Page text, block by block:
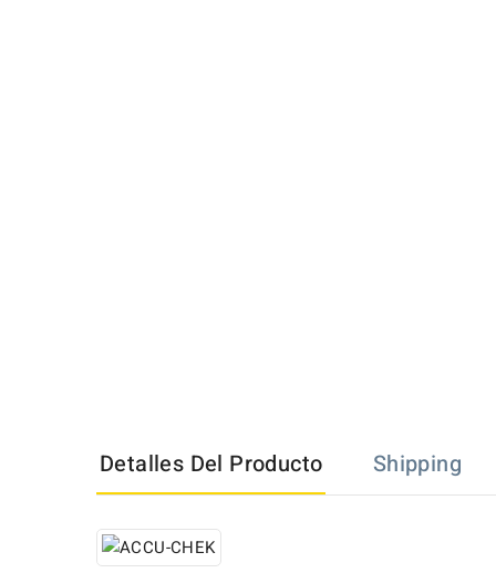
Detalles Del Producto Shipping